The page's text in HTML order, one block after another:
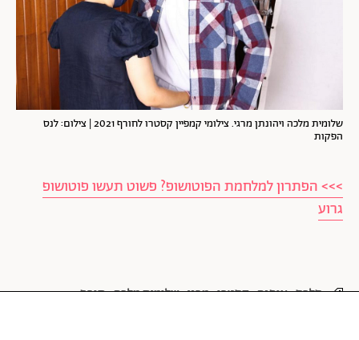
שלומית מלכה ויהונתן מרגי. צילומי קמפיין קסטרו לחורף 2021 | צילום: לנס
הפקות
>>> הפתרון למלחמת הפוטושופ? פשוט תעשו פוטושופ
גרוע
סלבס אופנה קסטרו מרגי שלומית מלכה חורף